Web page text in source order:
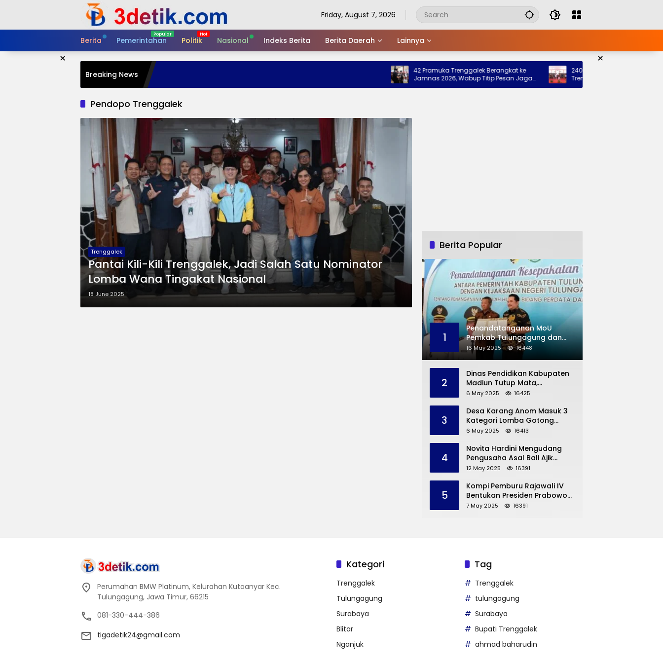
Friday, August 7, 2026
Berita Pemerintahan Politik Nasional Indeks Berita Berita Daerah Lainnya
× ×
Breaking News
42 Pramuka Trenggalek Berangkat ke
Jamnas 2026, Wabup Titip Pesan Jaga
Nama Baik Daerah
240 Siswa Siap Tempati Sekolah
Trenggalek, Pemkab: Bukti Nyata
Hadir untuk Anak Kurang Mampu
Pendopo Trenggalek
Trenggalek
Pantai Kili-Kili Trenggalek, Jadi Salah Satu Nominator
Lomba Wana Tingakat Nasional
18 June 2025
Berita Popular
1
Penandatanganan MoU
Pemkab Tulungagung dan
Kejaksaan Negeri
16 May 2025 16448
2
Dinas Pendidikan Kabupaten
Madiun Tutup Mata,
Bangunan SD Roboh Kades
Dana Pribadi
6 May 2025 16425
3
Desa Karang Anom Masuk 3
Kategori Lomba Gotong
Royong Provinsi Jatim, Ini
Trenggalek
6 May 2025 16413
4
Novita Hardini Mengudang
Pengusaha Asal Bali Ajik
Krisna, Berbagi Ilmu
dan UMKM Trenggalek
12 May 2025 16391
5
Kompi Pemburu Rajawali IV
Bentukan Presiden Prabowo
Reuni
7 May 2025 16391
Perumahan BMW Platinum, Kelurahan Kutoanyar Kec.
Tulungagung, Jawa Timur, 66215
081-330-444-386
tigadetik24@gmail.com
Kategori
Trenggalek
Tulungagung
Surabaya
Blitar
Nganjuk
Tag
Trenggalek
tulungagung
Surabaya
Bupati Trenggalek
ahmad baharudin